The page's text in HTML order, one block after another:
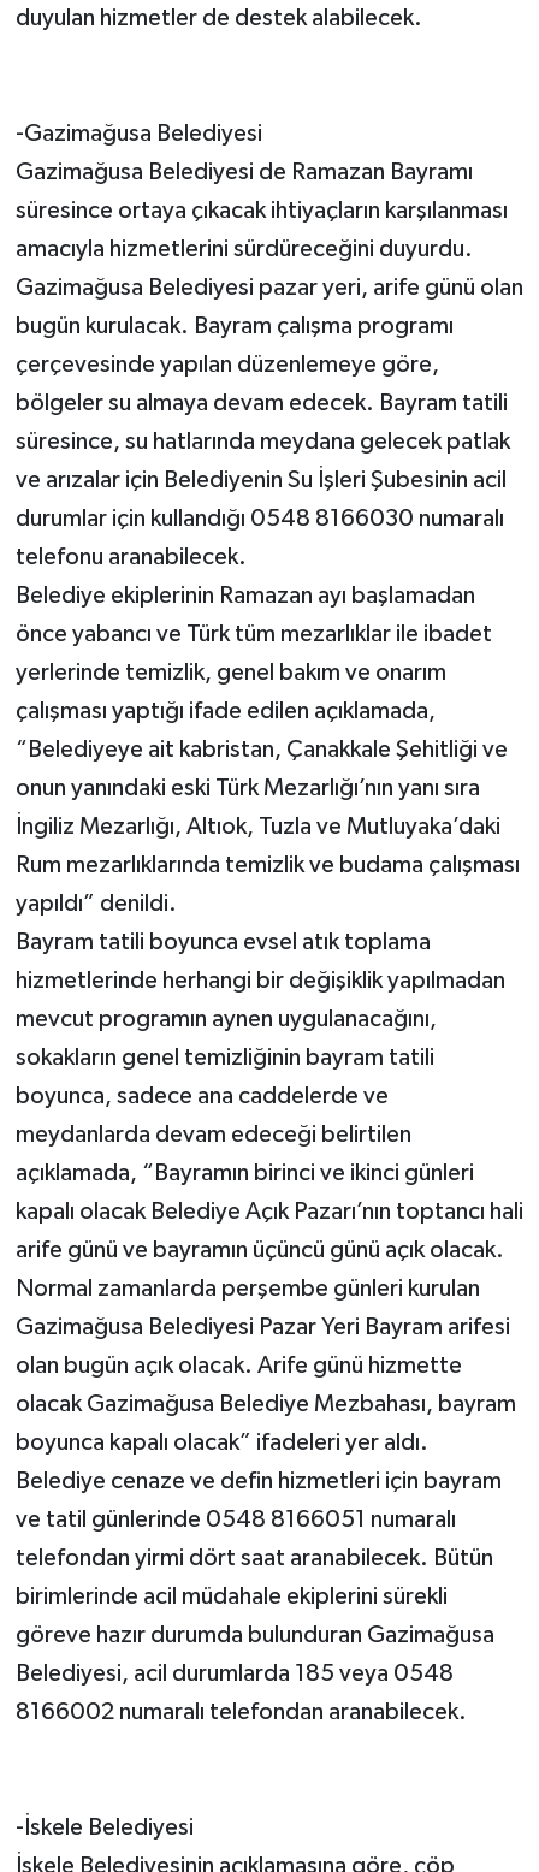
duyulan hizmetler de destek alabilecek.
-Gazimağusa Belediyesi
Gazimağusa Belediyesi de Ramazan Bayramı
süresince ortaya çıkacak ihtiyaçların karşılanması
amacıyla hizmetlerini sürdüreceğini duyurdu.
Gazimağusa Belediyesi pazar yeri, arife günü olan
bugün kurulacak. Bayram çalışma programı
çerçevesinde yapılan düzenlemeye göre,
bölgeler su almaya devam edecek. Bayram tatili
süresince, su hatlarında meydana gelecek patlak
ve arızalar için Belediyenin Su İşleri Şubesinin acil
durumlar için kullandığı 0548 8166030 numaralı
telefonu aranabilecek.
Belediye ekiplerinin Ramazan ayı başlamadan
önce yabancı ve Türk tüm mezarlıklar ile ibadet
yerlerinde temizlik, genel bakım ve onarım
çalışması yaptığı ifade edilen açıklamada,
“Belediyeye ait kabristan, Çanakkale Şehitliği ve
onun yanındaki eski Türk Mezarlığı’nın yanı sıra
İngiliz Mezarlığı, Altıok, Tuzla ve Mutluyaka’daki
Rum mezarlıklarında temizlik ve budama çalışması
yapıldı” denildi.
Bayram tatili boyunca evsel atık toplama
hizmetlerinde herhangi bir değişiklik yapılmadan
mevcut programın aynen uygulanacağını,
sokakların genel temizliğinin bayram tatili
boyunca, sadece ana caddelerde ve
meydanlarda devam edeceği belirtilen
açıklamada, “Bayramın birinci ve ikinci günleri
kapalı olacak Belediye Açık Pazarı’nın toptancı hali
arife günü ve bayramın üçüncü günü açık olacak.
Normal zamanlarda perşembe günleri kurulan
Gazimağusa Belediyesi Pazar Yeri Bayram arifesi
olan bugün açık olacak. Arife günü hizmette
olacak Gazimağusa Belediye Mezbahası, bayram
boyunca kapalı olacak” ifadeleri yer aldı.
Belediye cenaze ve defin hizmetleri için bayram
ve tatil günlerinde 0548 8166051 numaralı
telefondan yirmi dört saat aranabilecek. Bütün
birimlerinde acil müdahale ekiplerini sürekli
göreve hazır durumda bulunduran Gazimağusa
Belediyesi, acil durumlarda 185 veya 0548
8166002 numaralı telefondan aranabilecek.
-İskele Belediyesi
İskele Belediyesinin açıklamasına göre, çöp